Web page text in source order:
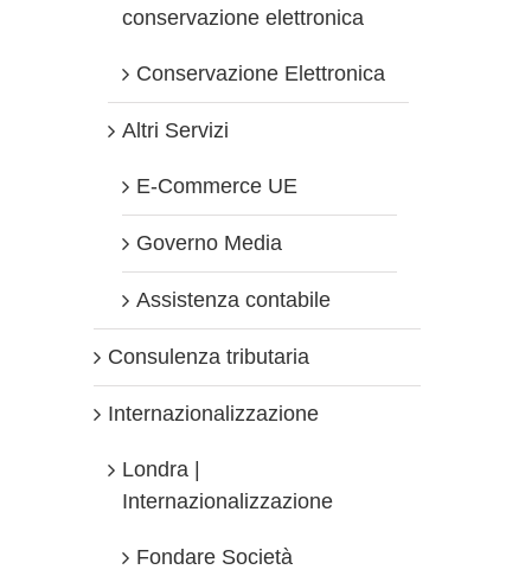
conservazione elettronica
Conservazione Elettronica
Altri Servizi
E-Commerce UE
Governo Media
Assistenza contabile
Consulenza tributaria
Internazionalizzazione
Londra |
Internazionalizzazione
Fondare Società